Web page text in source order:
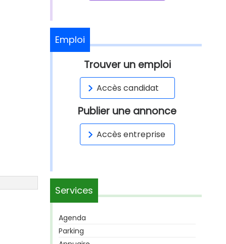
Emploi
Trouver un emploi
Accès candidat
Publier une annonce
Accès entreprise
Services
Agenda
Parking